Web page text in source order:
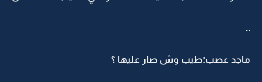
..
ماجد عصب:طيب وش صار عليها ؟